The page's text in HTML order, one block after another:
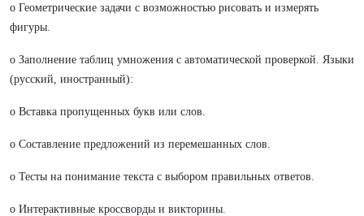
o Геометрические задачи с возможностью рисовать и измерять
фигуры.
o Заполнение таблиц умножения с автоматической проверкой. Языки
(русский, иностранный):
o Вставка пропущенных букв или слов.
o Составление предложений из перемешанных слов.
o Тесты на понимание текста с выбором правильных ответов.
o Интерактивные кроссворды и викторины.